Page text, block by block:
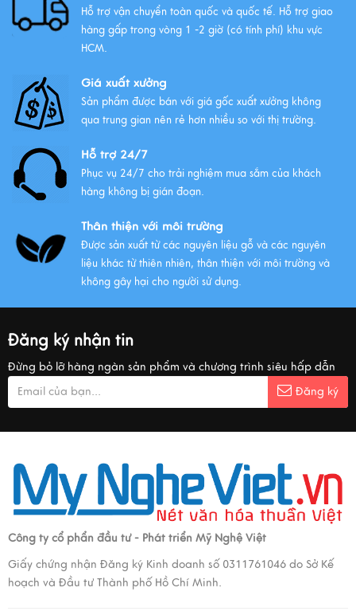
Hỗ trợ vận chuyển toàn quốc và quốc tế. Hỗ trợ giao
hàng gấp trong vòng 1 -2 giờ (có tính phí) khu vực
HCM.
Giá xuất xưởng
Sản phẩm được bán với giá gốc xuất xưởng không
qua trung gian nên rẻ hơn nhiều so với thị trường.
Hỗ trợ 24/7
Phục vụ 24/7 cho trải nghiệm mua sắm của khách
hàng không bị gián đoạn.
Thân thiện với môi trường
Được sản xuất từ các nguyên liệu gỗ và các nguyên
liệu khác từ thiên nhiên, thân thiện với môi trường và
không gây hại cho người sử dụng.
Đăng ký nhận tin
Đừng bỏ lỡ hàng ngàn sản phẩm và chương trình siêu hấp dẫn
Đăng ký
Công ty cổ phẩn đầu tư - Phát triển Mỹ Nghệ Việt
Giấy chứng nhận Đăng ký Kinh doanh số 0311761046 do Sở Kế
hoạch và Đầu tư Thành phố Hồ Chí Minh.